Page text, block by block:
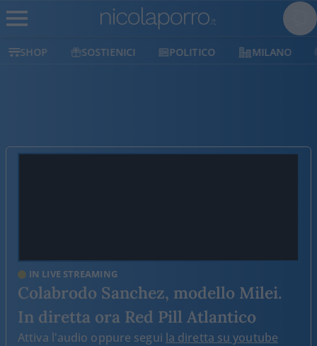
SOSTIENICI POLITICO MILANO
IN LIVE STREAMING
Colabrodo Sanchez, modello Milei.
In diretta ora Red Pill Atlantico
Attiva l'audio oppure segui la diretta su youtube